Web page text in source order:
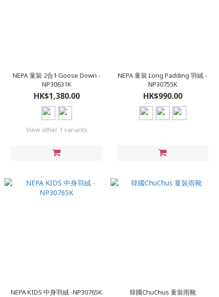
NEPA 童裝 2合1 Goose Down -
NP30631K
HK$1,380.00
View other 1 variants
NEPA 童裝 Long Padding 羽絨 -
NP30755K
HK$990.00
NEPA KIDS 中身羽絨 -NP30765K 韓國ChuChus 童裝雨靴